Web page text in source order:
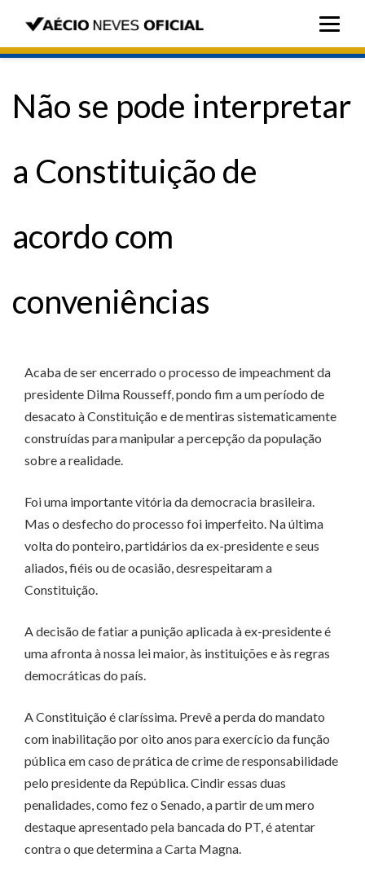
Não se pode interpretar
a Constituição de
acordo com
conveniências
Acaba de ser encerrado o processo de impeachment da
presidente Dilma Rousseff, pondo fim a um período de
desacato à Constituição e de mentiras sistematicamente
construídas para manipular a percepção da população
sobre a realidade.
Foi uma importante vitória da democracia brasileira.
Mas o desfecho do processo foi imperfeito. Na última
volta do ponteiro, partidários da ex-presidente e seus
aliados, fiéis ou de ocasião, desrespeitaram a
Constituição.
A decisão de fatiar a punição aplicada à ex-presidente é
uma afronta à nossa lei maior, às instituições e às regras
democráticas do país.
A Constituição é claríssima. Prevê a perda do mandato
com inabilitação por oito anos para exercício da função
pública em caso de prática de crime de responsabilidade
pelo presidente da República. Cindir essas duas
penalidades, como fez o Senado, a partir de um mero
destaque apresentado pela bancada do PT, é atentar
contra o que determina a Carta Magna.